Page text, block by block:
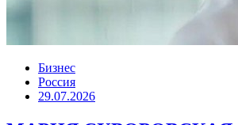
Бизнес
Россия
29.07.2026